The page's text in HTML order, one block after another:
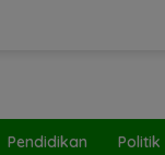
Pendidikan Politik